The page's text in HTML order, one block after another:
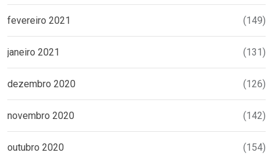
fevereiro 2021 (149)
janeiro 2021 (131)
dezembro 2020 (126)
novembro 2020 (142)
outubro 2020 (154)